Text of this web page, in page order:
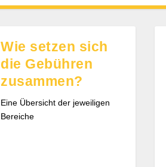
Wie setzen sich
die Gebühren
zusammen?
Eine Übersicht der jeweiligen
Bereiche